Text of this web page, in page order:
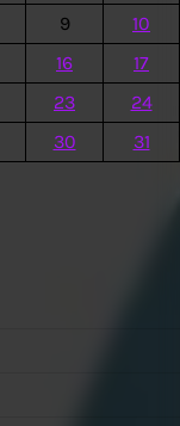
9
10
16
17
23
24
30 31